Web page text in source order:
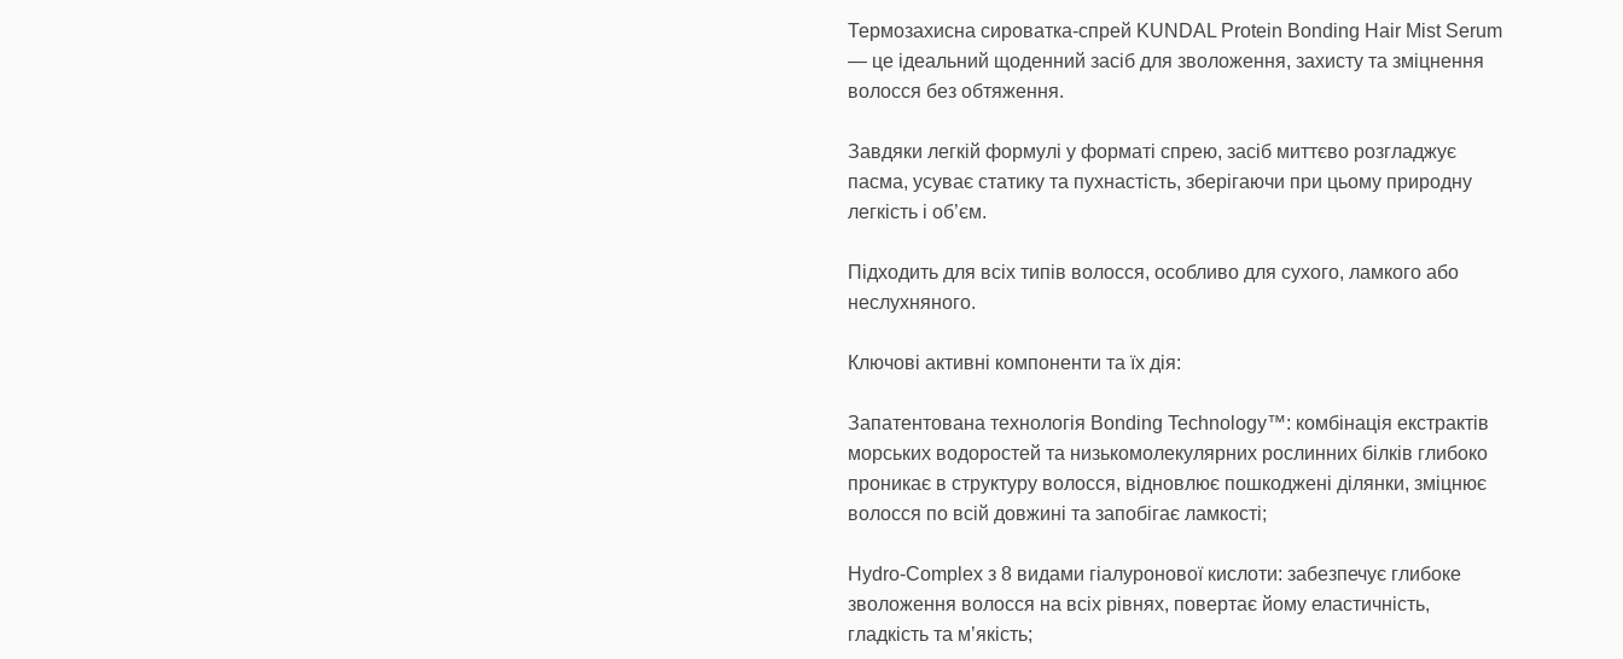
Термозахисна сироватка-спрей KUNDAL Protein Bonding Hair Mist Serum
— це ідеальний щоденний засіб для зволоження, захисту та зміцнення
волосся без обтяження.
Завдяки легкій формулі у форматі спрею, засіб миттєво розгладжує
пасма, усуває статику та пухнастість, зберігаючи при цьому природну
легкість і об’єм.
Підходить для всіх типів волосся, особливо для сухого, ламкого або
неслухняного.
Ключові активні компоненти та їх дія:
Запатентована технологія Bonding Technology™: комбінація екстрактів
морських водоростей та низькомолекулярних рослинних білків глибоко
проникає в структуру волосся, відновлює пошкоджені ділянки, зміцнює
волосся по всій довжині та запобігає ламкості;
Hydro-Complex з 8 видами гіалуронової кислоти: забезпечує глибоке
зволоження волосся на всіх рівнях, повертає йому еластичність,
гладкість та м’якість;